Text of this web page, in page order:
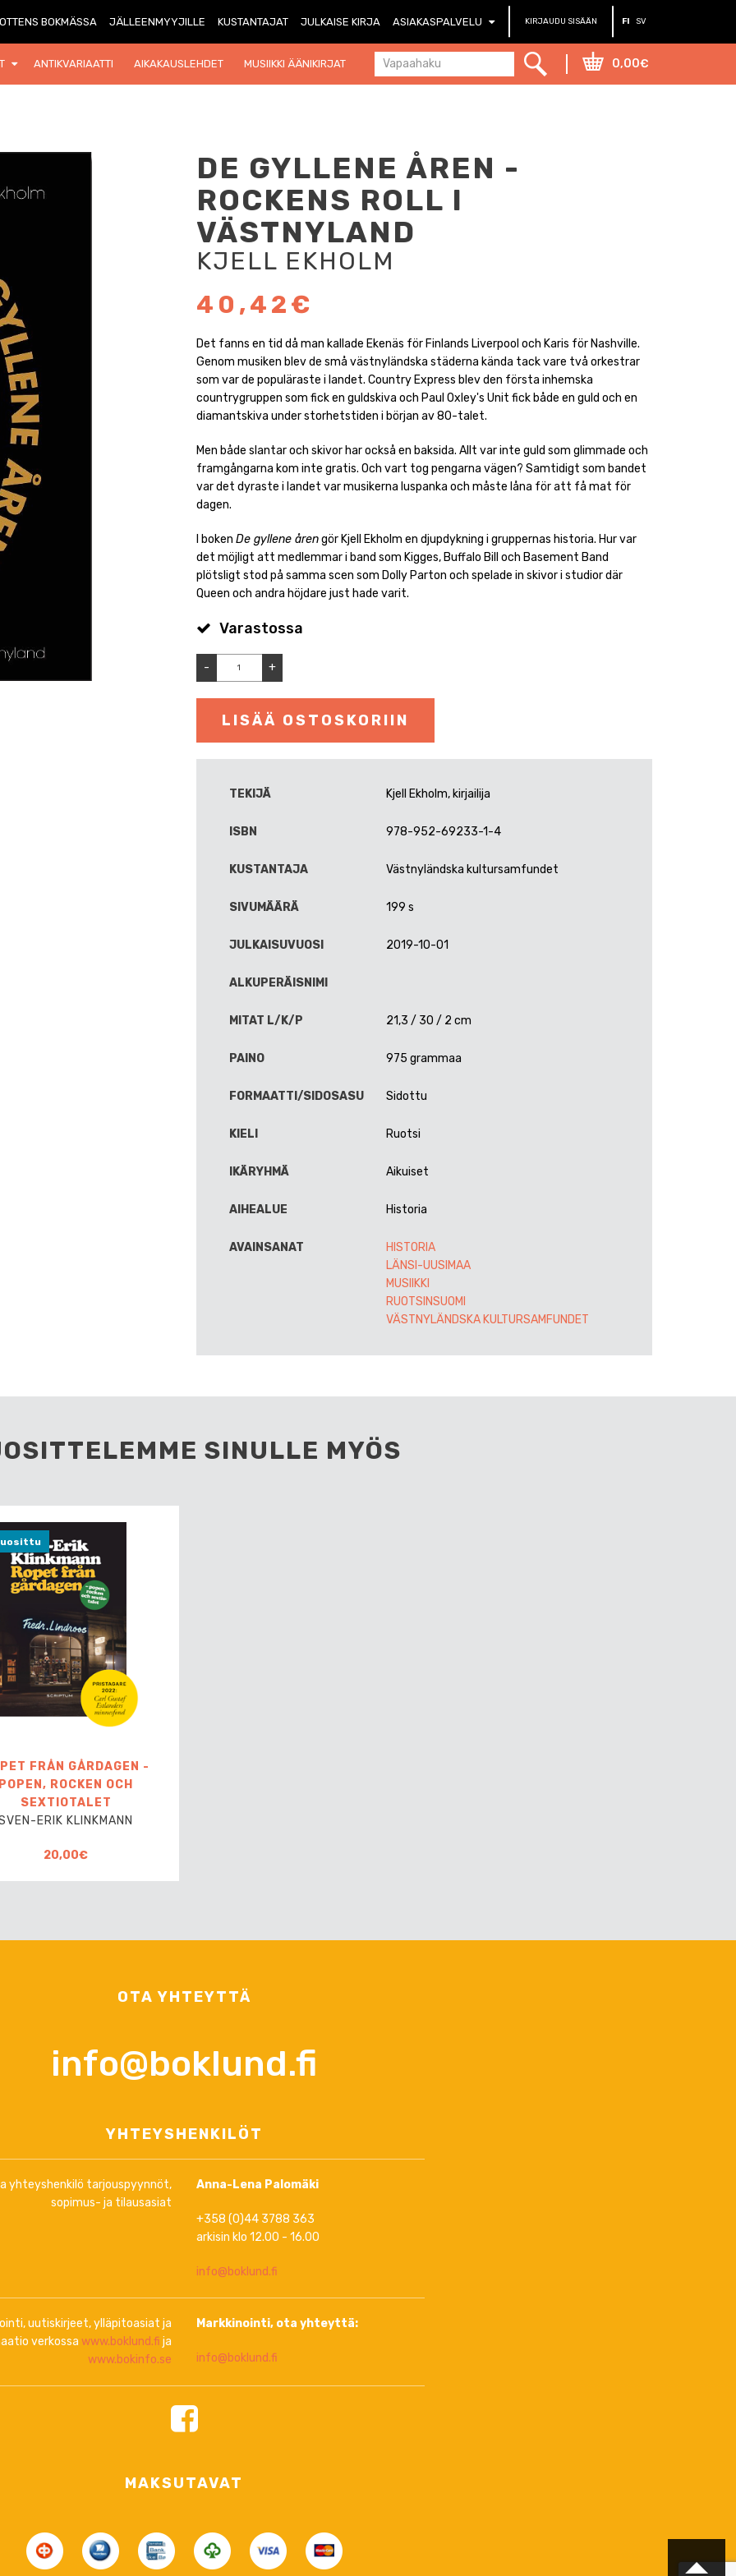
BOKMÄSSA JÄLLEENMYYJILLE KUSTANTAJAT JULKAISE KIRJA ASIAKASPALVELU KIRJAUDU SISÄÄN FI SV
ANTIKVARIAATTI AIKAKAUSLEHDET MUSIIKKI ÄÄNIKIRJAT 0,00€
DE GYLLENE ÅREN -
ROCKENS ROLL I
VÄSTNYLAND
KJELL EKHOLM
40,42€
Det fanns en tid då man kallade Ekenäs för Finlands Liverpool och Karis för Nashville.
Genom musiken blev de små västnyländska städerna kända tack vare två orkestrar
som var de populäraste i landet. Country Express blev den första inhemska
countrygruppen som fick en guldskiva och Paul Oxley's Unit fick både en guld och en
diamantskiva under storhetstiden i början av 80-talet.
Men både slantar och skivor har också en baksida. Allt var inte guld som glimmade och
framgångarna kom inte gratis. Och vart tog pengarna vägen? Samtidigt som bandet
var det dyraste i landet var musikerna luspanka och måste låna för att få mat för
dagen.
I boken De gyllene årengör Kjell Ekholm en djupdykning i gruppernas historia. Hur var
det möjligt att medlemmar i band som Kigges, Buffalo Bill och Basement Band
plötsligt stod på samma scen som Dolly Parton och spelade in skivor i studior där
Queen och andra höjdare just hade varit.
Varastossa
- +
LISÄÄ OSTOSKORIIN
TEKIJÄ Kjell Ekholm, kirjailija
ISBN 978-952-69233-1-4
KUSTANTAJA Västnyländska kultursamfundet
SIVUMÄÄRÄ 199 s
JULKAISUVUOSI 2019-10-01
ALKUPERÄISNIMI
MITAT L/K/P 21,3 / 30 / 2 cm
PAINO 975 grammaa
FORMAATTI/SIDOSASU Sidottu
KIELI Ruotsi
IKÄRYHMÄ Aikuiset
AIHEALUE Historia
AVAINSANAT
HISTORIA
LÄNSI-UUSIMAA
MUSIIKKI
RUOTSINSUOMI
VÄSTNYLÄNDSKA KULTURSAMFUNDET
SINULLE MYÖS
FRÅN GÅRDAGEN -
ROCKEN OCH
SEXTIOTALET
ERIK KLINKMANN
20,00€
OTA YHTEYTTÄ
info@boklund.fi
YHTEYSHENKILÖT
yhteyshenkilö tarjouspyynnöt,
sopimus- ja tilausasiat
Anna-Lena Palomäki
+358 (0)44 3788 363
arkisin klo 12.00 - 16.00
info@boklund.fi
uutiskirjeet, ylläpitoasiat ja
verkossa www.boklund.fi ja
www.bokinfo.se
Markkinointi, ota yhteyttä:
info@boklund.fi
MAKSUTAVAT